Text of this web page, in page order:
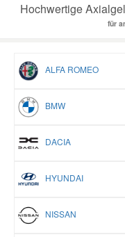
Hochwertige
für
ALFA ROMEO
BMW
DACIA
HYUNDAI
NISSAN